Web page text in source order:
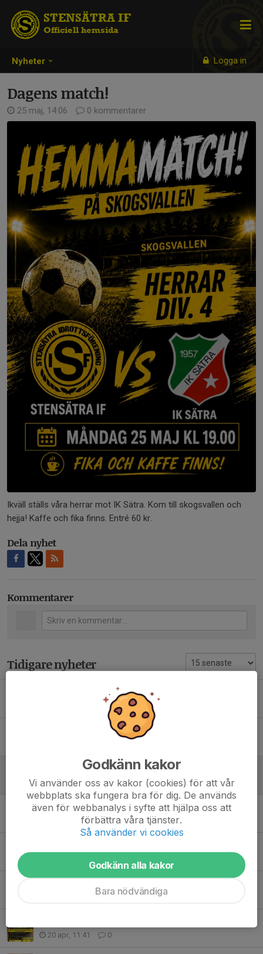
Nyheter Logga in
STENSÄTRA IF
Officiell hemsida
Dagens match!
25 maj, 14:06 0 kommentarer
Ikväll ställs våra herrar mot IK Sätra. Kom till skogsvallen och
hejja! Kaffe och fika finns. Entré 60 kr.
Dela nyhet
Kommentarer
Tidigare nyheter
0
Dagens match!
25 maj, 14:06 0
Dagens match!
16 maj, 07:41 0
0
20 apr, 11:41 0
Godkänn kakor
Vi använder oss av kakor (cookies) för att vår
webbplats ska fungera bra för dig. De används
även för webbanalys i syfte att hjälpa oss att
förbättra våra tjänster.
Så använder vi cookies
Godkänn alla kakor
Bara nödvändiga